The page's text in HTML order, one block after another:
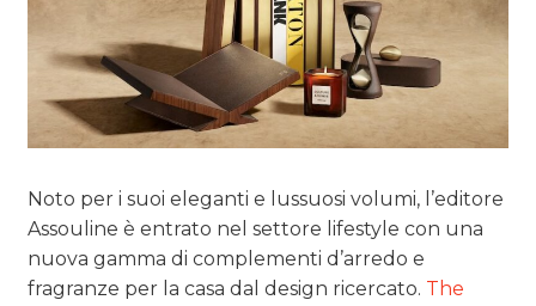
RICERCHE
PREVISIONI/SCENARI
TREND
CASE HISTORY
Noto per i suoi eleganti e lussuosi volumi, l’editore
Assouline è entrato nel settore lifestyle con una
nuova gamma di complementi d’arredo e
fragranze per la casa dal design ricercato. The